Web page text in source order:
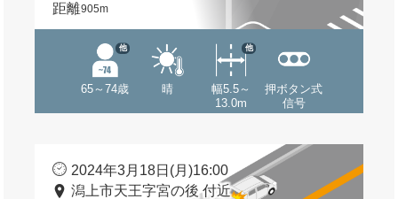
距離905m
65～74歳
他
晴
幅5.5～
13.0m
他
押ボタン式
信号
2024年3月18日(月)16:00
潟上市天王字宮の後 付近